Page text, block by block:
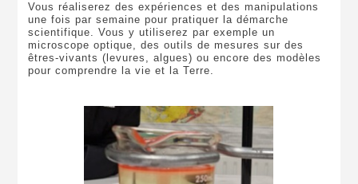
Vous réaliserez des expériences et des manipulations
une fois par semaine pour pratiquer la démarche
scientifique. Vous y utiliserez par exemple un
microscope optique, des outils de mesures sur des
êtres-vivants (levures, algues) ou encore des modèles
pour comprendre la vie et la Terre.